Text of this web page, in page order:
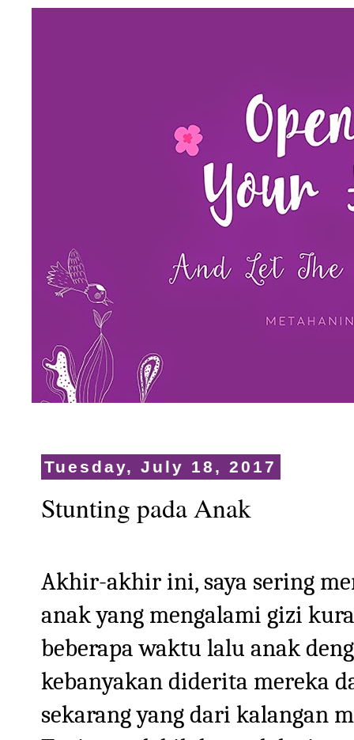
Tuesday, July 18, 2017
Stunting pada Anak
Akhir-akhir ini, saya sering
anak yang mengalami gizi
beberapa waktu lalu anak
kebanyakan diderita mereka
sekarang yang dari kalangan